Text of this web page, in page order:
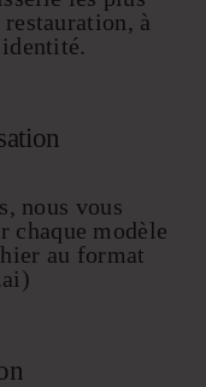
restauration, à
nous vous
chaque modèle
au format